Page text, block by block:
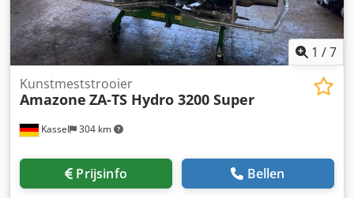
1 /7
Kassel 304 km
Kunstmeststrooier
Amazone ZA-TS Hydro 3200 Super
Prijsinfo Bellen